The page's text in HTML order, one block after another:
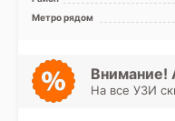
Метро рядом
Внимание!
На все УЗИ